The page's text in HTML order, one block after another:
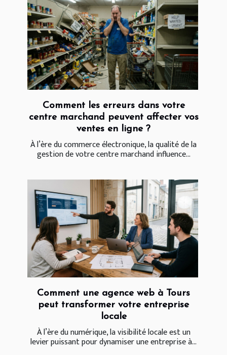
Comment les erreurs dans votre
centre marchand peuvent affecter vos
ventes en ligne ?
À l’ère du commerce électronique, la qualité de la
gestion de votre centre marchand influence...
Comment une agence web à Tours
peut transformer votre entreprise
locale
À l’ère du numérique, la visibilité locale est un
levier puissant pour dynamiser une entreprise à...